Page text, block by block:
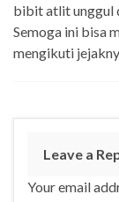
bibit atlit unggul
Semoga ini bisa
mengikuti
Leave a
Your email